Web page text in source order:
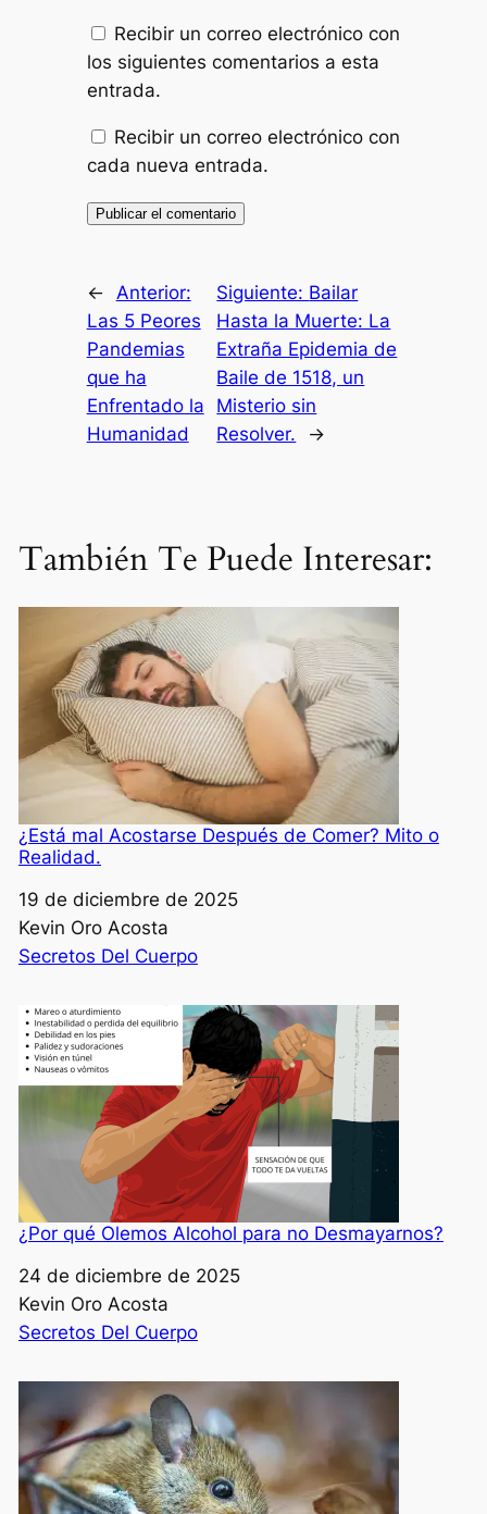
Recibir un correo electrónico con
los siguientes comentarios a esta
entrada.
Recibir un correo electrónico con
cada nueva entrada.
←
Anterior:
Las 5 Peores
Pandemias
que ha
Enfrentado la
Humanidad
Siguiente: Bailar
Hasta la Muerte: La
Extraña Epidemia de
Baile de 1518, un
Misterio sin
Resolver.
→
También Te Puede Interesar:
¿Está mal Acostarse Después de Comer? Mito o
Realidad.
Fecha
19 de diciembre de 2025
Autor
Kevin Oro Acosta
Respecto a
Secretos Del Cuerpo
¿Por qué Olemos Alcohol para no Desmayarnos?
Fecha
24 de diciembre de 2025
Autor
Kevin Oro Acosta
Respecto a
Secretos Del Cuerpo